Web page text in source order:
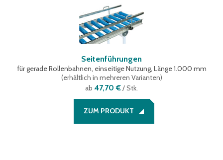
Seitenführungen
für gerade Rollenbahnen, einseitige Nutzung, Länge 1.000 mm
(erhältlich in mehreren Varianten)
ab 47,70 €/ Stk.
ZUM PRODUKT